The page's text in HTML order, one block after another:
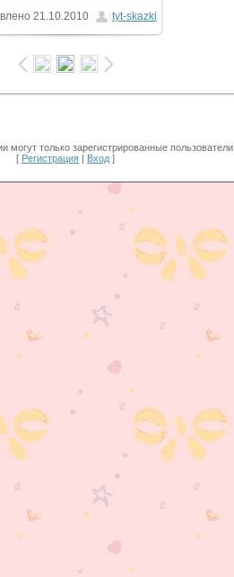
480x588/ 84.1Kb
21.10.2010 tyt-skazki
могут только зарегистрированные пользователи.
[ Регистрация | Вход ]